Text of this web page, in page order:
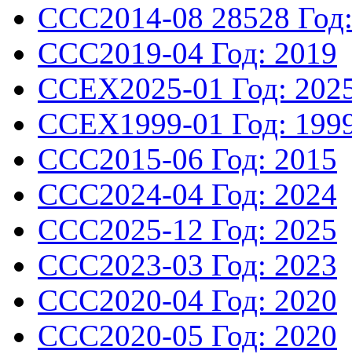
CCC2014-08 28528
CCC2019-04 Год: 2019
CCEX2025-01 Год:
CCEX1999-01 Год:
CCC2015-06 Год: 2015
CCC2024-04 Год: 2024
CCC2025-12 Год: 2025
CCC2023-03 Год: 2023
CCC2020-04 Год: 2020
CCC2020-05 Год: 2020